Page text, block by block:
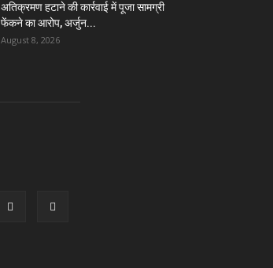
अतिक्रमण हटाने की कार्रवाई में पूजा सामग्री
फेंकने का आरोप, अर्जुन...
August 8, 2026